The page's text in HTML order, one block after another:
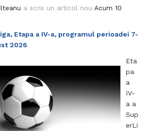
a scris un articol nou Acum 10
Etapa a IV-a, programul perioadei 7-
2026
Eta
pa
a
IV-
a a
Sup
erLi